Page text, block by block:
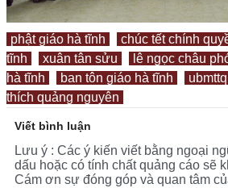
phật giáo hà tĩnh chúc tết chính
tĩnh
xuân tân sửu lê ngọc châu
hà tĩnh
ban tôn giáo hà tĩnh
thích quảng nguyên
Viết bình luận
Lưu ý : Các ý kiến viết bằng ngoại
dấu hoặc có tính chất quảng cáo sẽ
Cám ơn sự đóng góp và quan tâm